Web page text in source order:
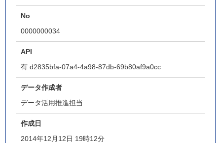
No
0000000034
API
有 d2835bfa-07a4-4a98-87db-69b80af9a0cc
データ作成者
データ活用推進担当
作成日
2014年12月12日 19時12分